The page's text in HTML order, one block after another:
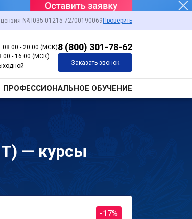
№Л035-01215-72/00190069 Проверить
08:00 - 20:00 (МСК)
- 16:00 (МСК)
8 (800) 301-78-62
Заказать звонок
ПРОФЕССИОНАЛЬНОЕ ОБУЧЕНИЕ
— курсы
-17%